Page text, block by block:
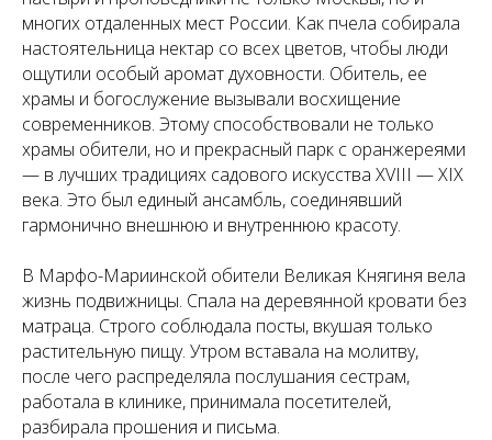
многих отдаленных мест России. Как пчела собирала
настоятельница нектар со всех цветов, чтобы люди
ощутили особый аромат духовности. Обитель, ее
храмы и богослужение вызывали восхищение
современников. Этому способствовали не только
храмы обители, но и прекрасный парк с оранжереями
— в лучших традициях садового искусства XVIII — XIX
века. Это был единый ансамбль, соединявший
гармонично внешнюю и внутреннюю красоту.
В Марфо-Мариинской обители Великая Княгиня вела
жизнь подвижницы. Спала на деревянной кровати без
матраца. Строго соблюдала посты, вкушая только
растительную пищу. Утром вставала на молитву,
после чего распределяла послушания сестрам,
работала в клинике, принимала посетителей,
разбирала прошения и письма.